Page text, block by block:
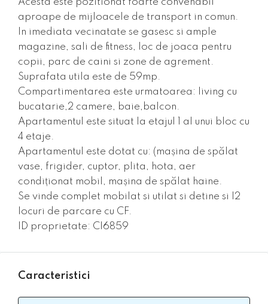
Acesta este pozitionat foarte convenabil
aproape de mijloacele de transport in comun.
In imediata vecinatate se gasesc si ample
magazine, sali de fitness, loc de joaca pentru
copii, parc de caini si zone de agrement.
Suprafata utila este de 59mp.
Compartimentarea este urmatoarea: living cu
bucatarie,2 camere, baie,balcon.
Apartamentul este situat la etajul 1 al unui bloc cu
4 etaje.
Apartamentul este dotat cu: (mașina de spălat
vase, frigider, cuptor, plita, hota, aer
condiționat mobil, mașina de spălat haine.
Se vinde complet mobilat si utilat si detine si l2
locuri de parcare cu CF.
ID proprietate: CI6859
Caracteristici